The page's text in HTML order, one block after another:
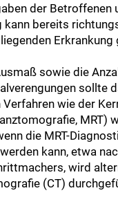
der Betroffenen
kann bereits
Erkrankung
sowie die
sollte
Verfahren wie der
MRT)
die MRT-
kann, etwa
wird
(CT)